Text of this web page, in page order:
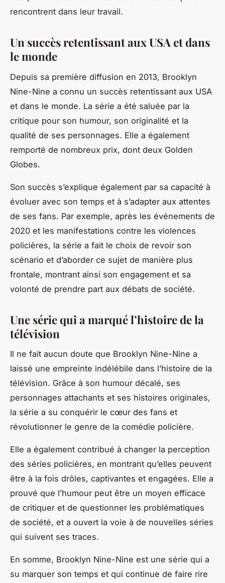
rencontrent dans leur travail.
Un succès retentissant aux USA et dans
le monde
Depuis sa première diffusion en 2013, Brooklyn
Nine-Nine a connu un succès retentissant aux USA
et dans le monde. La série a été saluée par la
critique pour son humour, son originalité et la
qualité de ses personnages. Elle a également
remporté de nombreux prix, dont deux Golden
Globes.
Son succès s’explique également par sa capacité à
évoluer avec son temps et à s’adapter aux attentes
de ses fans. Par exemple, après les événements de
2020 et les manifestations contre les violences
policières, la série a fait le choix de revoir son
scénario et d’aborder ce sujet de manière plus
frontale, montrant ainsi son engagement et sa
volonté de prendre part aux débats de société.
Une série qui a marqué l’histoire de la
télévision
Il ne fait aucun doute que Brooklyn Nine-Nine a
laissé une empreinte indélébile dans l’histoire de la
télévision. Grâce à son humour décalé, ses
personnages attachants et ses histoires originales,
la série a su conquérir le cœur des fans et
révolutionner le genre de la comédie policière.
Elle a également contribué à changer la perception
des séries policières, en montrant qu’elles peuvent
être à la fois drôles, captivantes et engagées. Elle a
prouvé que l’humour peut être un moyen efficace
de critiquer et de questionner les problématiques
de société, et a ouvert la voie à de nouvelles séries
qui suivent ses traces.
En somme, Brooklyn Nine-Nine est une série qui a
su marquer son temps et qui continue de faire rire